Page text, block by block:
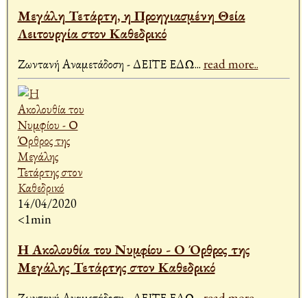
Μεγάλη Τετάρτη, η Προηγιασμένη Θεία
Λειτουργία στον Καθεδρικό
Ζωντανή Αναμετάδοση - ΔΕΙΤΕ ΕΔΩ... read more..
14/04/2020
<1min
Η Ακολουθία του Νυμφίου - Ο Όρθρος της
Μεγάλης Τετάρτης στον Καθεδρικό